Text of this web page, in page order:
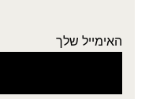
האימייל שלך